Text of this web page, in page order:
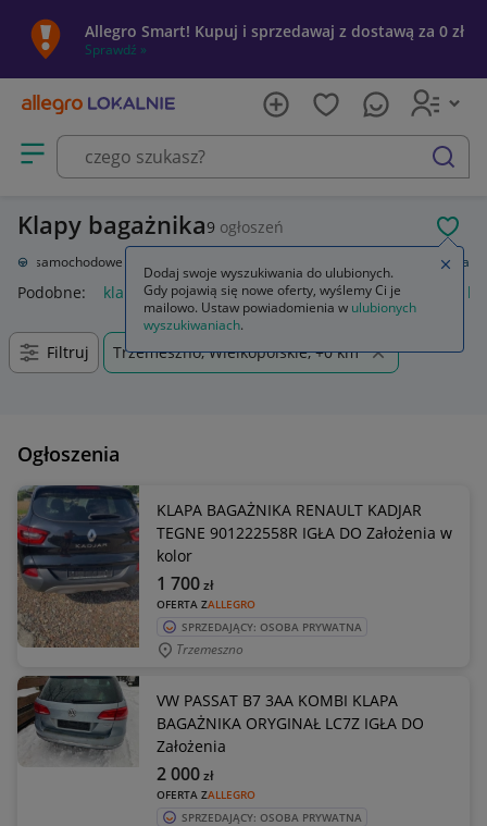
Allegro Smart! Kupuj i sprzedawaj z dostawą za 0 zł
Sprawdź »
Otwórz menu z kategoriami
szukaj
Klapy bagażnika9 ogłoszeń
samochodowe Klapy bagażnika
Podobne: klapy bagażnika automatyczne otwieranie klapy
Filtruj Trzemeszno, Wielkopolskie, +0 km
Ogłoszenia
KLAPA BAGAŻNIKA RENAULT KADJAR
TEGNE 901222558R IGŁA DO Założenia w
kolor
OFERTA ZALLEGRO
1 700zł
SPRZEDAJĄCY: OSOBA PRYWATNA
Trzemeszno
VW PASSAT B7 3AA KOMBI KLAPA
BAGAŻNIKA ORYGINAŁ LC7Z IGŁA DO
Założenia
OFERTA ZALLEGRO
2 000zł
SPRZEDAJĄCY: OSOBA PRYWATNA
Dodaj swoje wyszukiwania do ulubionych.
Gdy pojawią się nowe oferty, wyślemy Ci je
mailowo. Ustaw powiadomienia w ulubionych
wyszukiwaniach.